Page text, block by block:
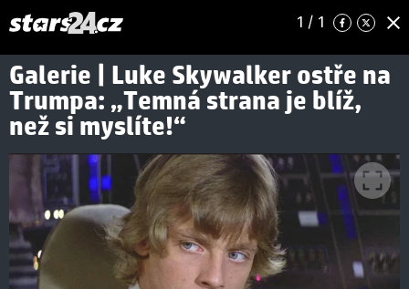
1 / 1
Galerie | Luke Skywalker ostře na
Trumpa: „Temná strana je blíž,
než si myslíte!“